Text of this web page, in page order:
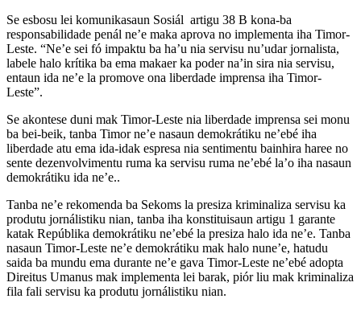
Se esbosu lei komunikasaun Sosiál artigu 38 B kona-ba
responsabilidade penál ne’e maka aprova no implementa iha Timor-
Leste. “Ne’e sei fó impaktu ba ha’u nia servisu nu’udar jornalista,
labele halo krítika ba ema makaer ka poder na’in sira nia servisu,
entaun ida ne’e la promove ona liberdade imprensa iha Timor-
Leste”.
Se akontese duni mak Timor-Leste nia liberdade imprensa sei monu
ba bei-beik, tanba Timor ne’e nasaun demokrátiku ne’ebé iha
liberdade atu ema ida-idak espresa nia sentimentu bainhira haree no
sente dezenvolvimentu ruma ka servisu ruma ne’ebé la’o iha nasaun
demokrátiku ida ne’e..
Tanba ne’e rekomenda ba Sekoms la presiza kriminaliza servisu ka
produtu jornálistiku nian, tanba iha konstituisaun artigu 1 garante
katak Repúblika demokrátiku ne’ebé la presiza halo ida ne’e. Tanba
nasaun Timor-Leste ne’e demokrátiku mak halo nune’e, hatudu
saida ba mundu ema durante ne’e gava Timor-Leste ne’ebé adopta
Direitus Umanus mak implementa lei barak, piór liu mak kriminaliza
fila fali servisu ka produtu jornálistiku nian.